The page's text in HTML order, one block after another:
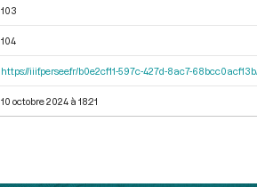
103
104
https://iiif.persee.fr/b0e2cf11-597c-427d-8ac7-
10 octobre 2024 à 18:21